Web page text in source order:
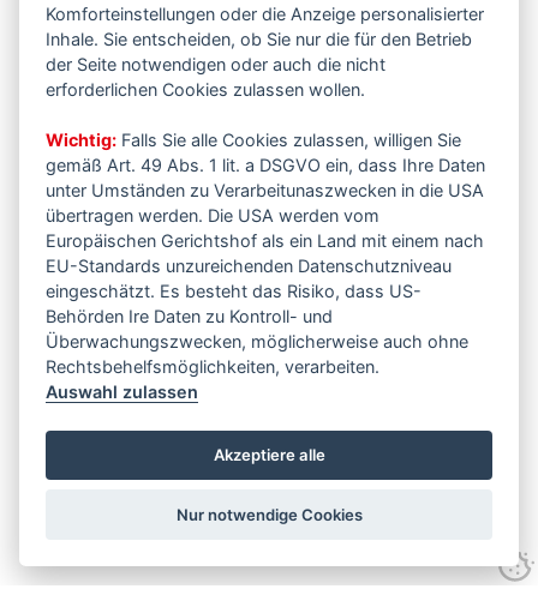
Komforteinstellungen oder die Anzeige personalisierter
Inhale. Sie entscheiden, ob Sie nur die für den Betrieb
der Seite notwendigen oder auch die nicht
erforderlichen Cookies zulassen wollen.
Wichtig: Falls Sie alle Cookies zulassen, willigen Sie
gemäß Art. 49 Abs. 1 lit. a DSGVO ein, dass Ihre Daten
unter Umständen zu Verarbeitunaszwecken in die USA
übertragen werden. Die USA werden vom
Europäischen Gerichtshof als ein Land mit einem nach
EU-Standards unzureichenden Datenschutzniveau
eingeschätzt. Es besteht das Risiko, dass US-
Behörden Ire Daten zu Kontroll- und
Überwachungszwecken, möglicherweise auch ohne
Rechtsbehelfsmöglichkeiten, verarbeiten.
Auswahl zulassen
Akzeptiere alle
Nur notwendige Cookies